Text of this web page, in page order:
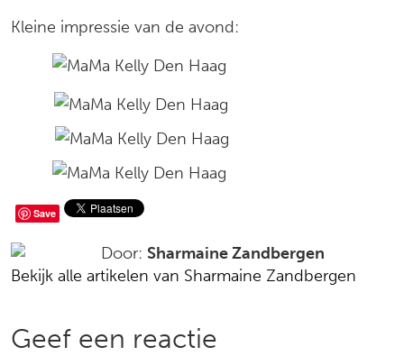
Kleine impressie van de avond:
Deel
op
social
media
Save
Door: Sharmaine Zandbergen
Bekijk alle artikelen van Sharmaine Zandbergen
Reacties
Geef een reactie